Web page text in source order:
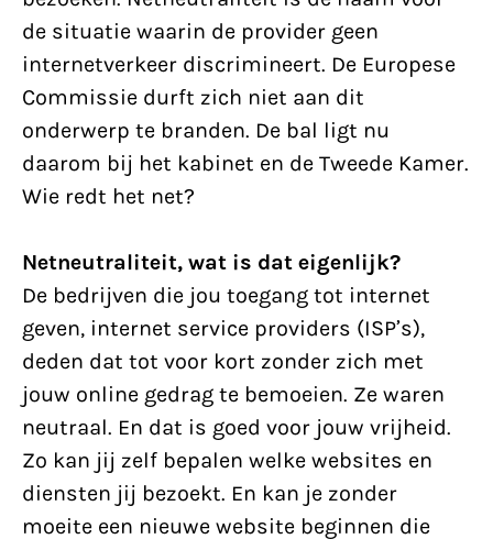
de situatie waarin de provider geen
internetverkeer discrimineert. De Europese
Commissie durft zich niet aan dit
onderwerp te branden. De bal ligt nu
daarom bij het kabinet en de Tweede Kamer.
Wie redt het net?
Netneutraliteit, wat is dat eigenlijk?
De bedrijven die jou toegang tot internet
geven, internet service providers (ISP’s),
deden dat tot voor kort zonder zich met
jouw online gedrag te bemoeien. Ze waren
neutraal. En dat is goed voor jouw vrijheid.
Zo kan jij zelf bepalen welke websites en
diensten jij bezoekt. En kan je zonder
moeite een nieuwe website beginnen die